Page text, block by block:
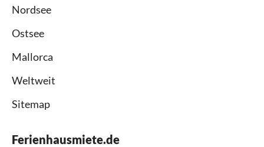
Nordsee
Ostsee
Mallorca
Weltweit
Sitemap
Ferienhausmiete.de